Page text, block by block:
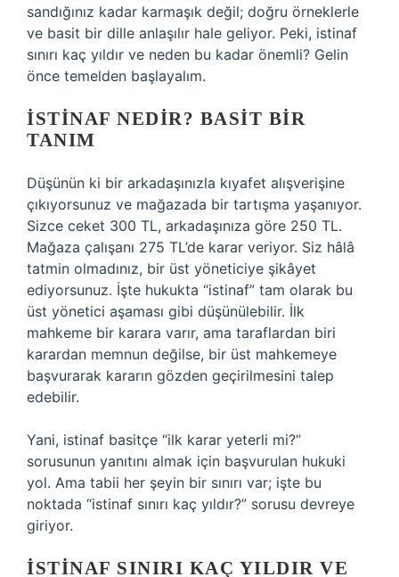
sandığınız kadar karmaşık değil; doğru örneklerle
ve basit bir dille anlaşılır hale geliyor. Peki, istinaf
sınırı kaç yıldır ve neden bu kadar önemli? Gelin
önce temelden başlayalım.
İSTINAF NEDIR? BASIT BIR
TANIM
Düşünün ki bir arkadaşınızla kıyafet alışverişine
çıkıyorsunuz ve mağazada bir tartışma yaşanıyor.
Sizce ceket 300 TL, arkadaşınıza göre 250 TL.
Mağaza çalışanı 275 TL’de karar veriyor. Siz hâlâ
tatmin olmadınız, bir üst yöneticiye şikâyet
ediyorsunuz. İşte hukukta “istinaf” tam olarak bu
üst yönetici aşaması gibi düşünülebilir. İlk
mahkeme bir karara varır, ama taraflardan biri
karardan memnun değilse, bir üst mahkemeye
başvurarak kararın gözden geçirilmesini talep
edebilir.
Yani, istinaf basitçe “ilk karar yeterli mi?”
sorusunun yanıtını almak için başvurulan hukuki
yol. Ama tabii her şeyin bir sınırı var; işte bu
noktada “istinaf sınırı kaç yıldır?” sorusu devreye
giriyor.
İSTINAF SINIRI KAÇ YILDIR VE